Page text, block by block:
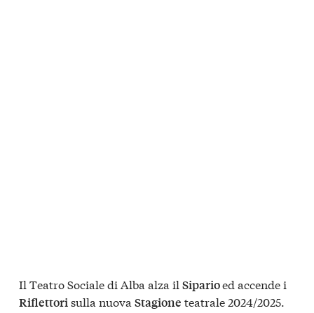
Il Teatro Sociale di Alba alza il Siparioed accende i
Riflettorisulla nuova Stagione teatrale 2024/2025.